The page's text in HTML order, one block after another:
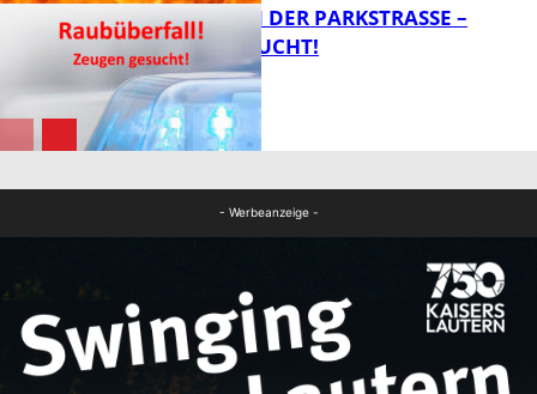
ÜBERFALL IN DER PARKSTRASSE – Z
EUGEN GESUCHT!
- Werbeanzeige -